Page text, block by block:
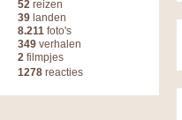
52 reizen
39 landen
8.211 foto's
349 verhalen
2 filmpjes
1278 reacties